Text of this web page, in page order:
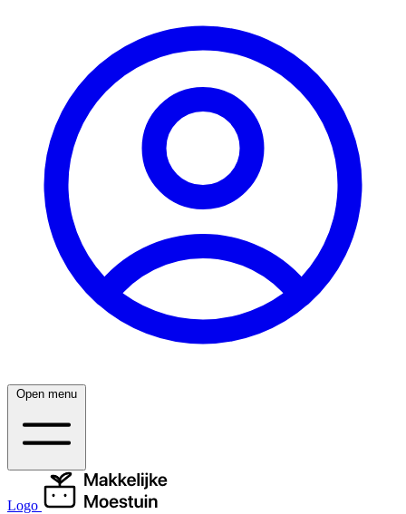
Open menu
Logo